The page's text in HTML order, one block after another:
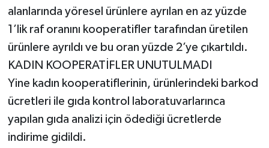
alanlarında yöresel ürünlere ayrılan en az yüzde
1’lik raf oranını kooperatifler tarafından üretilen
ürünlere ayrıldı ve bu oran yüzde 2’ye çıkartıldı.
KADIN KOOPERATİFLER UNUTULMADI
Yine kadın kooperatiflerinin, ürünlerindeki barkod
ücretleri ile gıda kontrol laboratuvarlarınca
yapılan gıda analizi için ödediği ücretlerde
indirime gidildi.